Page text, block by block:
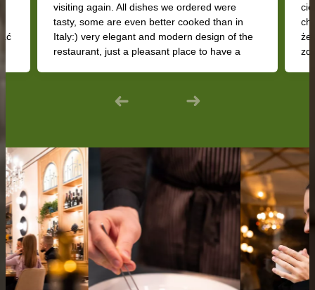
visiting again. All dishes we ordered were
tasty, some are even better cooked than in
Italy:) very elegant and modern design of the
restaurant, just a pleasant place to have a
że
zamów z dostawą